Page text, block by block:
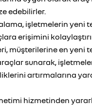
edebilirler.
işletmelerin yeni
erişimini
müşterilerine en yeni
sunarak,
artırmalarına
hizmetinden